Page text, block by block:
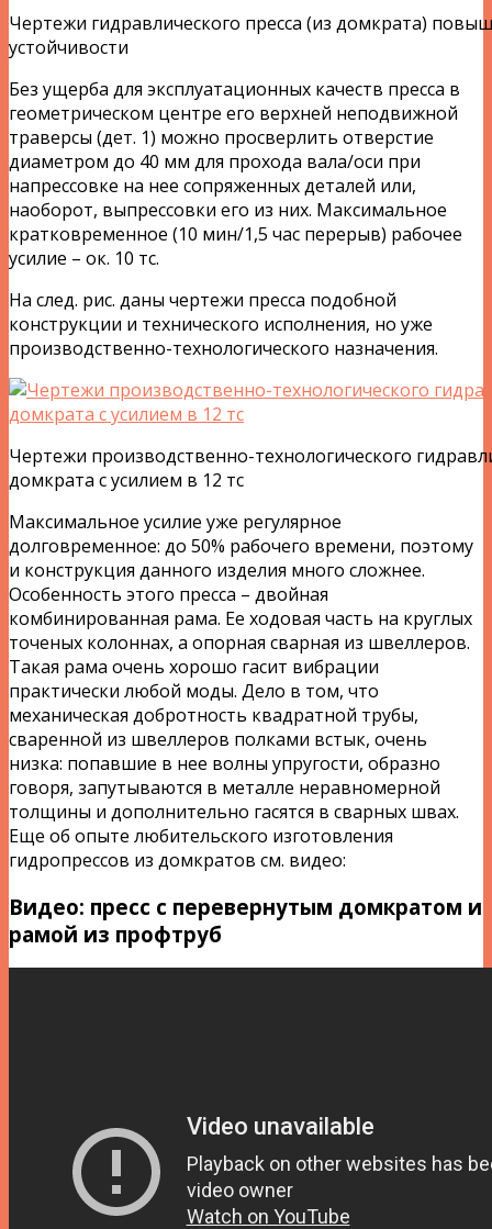
Чертежи гидравлического пресса (из домкрата)
устойчивости
Без ущерба для эксплуатационных качеств пресса в
геометрическом центре его верхней неподвижной
траверсы (дет. 1) можно просверлить отверстие
диаметром до 40 мм для прохода вала/оси при
напрессовке на нее сопряженных деталей или,
наоборот, выпрессовки его из них. Максимальное
кратковременное (10 мин/1,5 час перерыв) рабочее
усилие – ок. 10 тс.
На след. рис. даны чертежи пресса подобной
конструкции и технического исполнения, но уже
производственно-технологического назначения.
Чертежи производственно-технологического
домкрата с усилием в 12 тс
Максимальное усилие уже регулярное
долговременное: до 50% рабочего времени, поэтому
и конструкция данного изделия много сложнее.
Особенность этого пресса – двойная
комбинированная рама. Ее ходовая часть на круглых
точеных колоннах, а опорная сварная из швеллеров.
Такая рама очень хорошо гасит вибрации
практически любой моды. Дело в том, что
механическая добротность квадратной трубы,
сваренной из швеллеров полками встык, очень
низка: попавшие в нее волны упругости, образно
говоря, запутываются в металле неравномерной
толщины и дополнительно гасятся в сварных швах.
Еще об опыте любительского изготовления
гидропрессов из домкратов см. видео:
Видео: пресс с перевернутым домкратом и
рамой из профтруб